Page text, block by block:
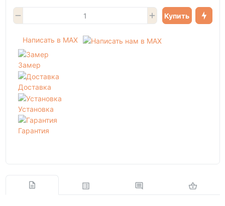
Купить
Написать в MAX
Замер
Доставка
Установка
Гарантия